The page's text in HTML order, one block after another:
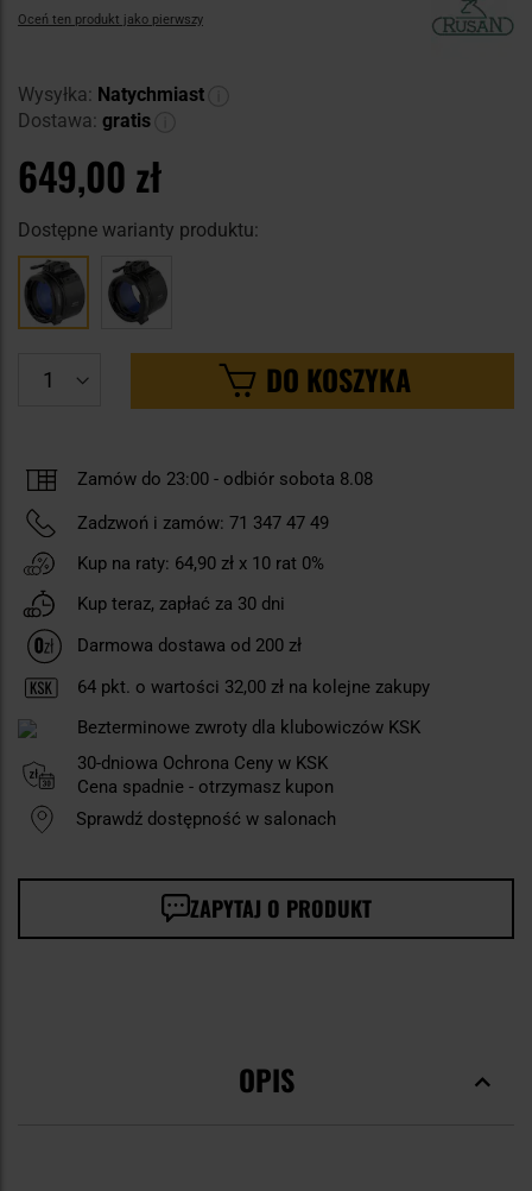
Oceń ten produkt jako pierwszy
Wysyłka: Natychmiast
Dostawa: gratis
649,00 zł
Dostępne warianty produktu:
DO KOSZYKA
Zamów do 23:00 - odbiór sobota 8.08
Zadzwoń i zamów: 71 347 47 49
Kup na raty: 64,90 zł x 10 rat 0%
Kup teraz, zapłać za 30 dni
Darmowa dostawa od 200 zł
64 pkt. o wartości 32,00 zł na kolejne zakupy
Bezterminowe zwroty dla klubowiczów KSK
30-dniowa Ochrona Ceny w KSK
Cena spadnie - otrzymasz kupon
Sprawdź dostępność w salonach
ZAPYTAJ O PRODUKT
OPIS